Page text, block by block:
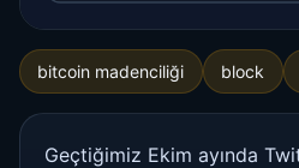
bitcoin madenciliği block
Geçtiğimiz Ekim ayında